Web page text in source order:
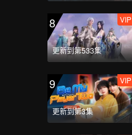
8
更新到第533集
VIP
9
更新到第3集
VIP